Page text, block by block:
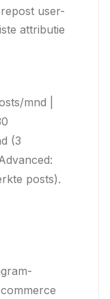
user-
attributie
mnd |
(3
posts).